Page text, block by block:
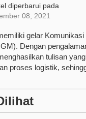
diperbarui pada
08, 2021
gelar
Dengan
tulisan yang
proses logistik,